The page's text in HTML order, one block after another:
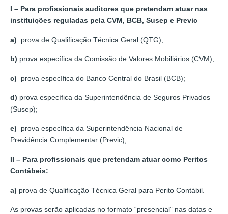
I – Para profissionais auditores que pretendam atuar nas
instituições reguladas pela CVM, BCB, Susep e Previc
a) prova de Qualificação Técnica Geral (QTG);
b) prova específica da Comissão de Valores Mobiliários (CVM);
c) prova específica do Banco Central do Brasil (BCB);
d) prova específica da Superintendência de Seguros Privados
(Susep);
e) prova específica da Superintendência Nacional de
Previdência Complementar (Previc);
II – Para profissionais que pretendam atuar como Peritos
Contábeis:
a) prova de Qualificação Técnica Geral para Perito Contábil.
As provas serão aplicadas no formato “presencial” nas datas e